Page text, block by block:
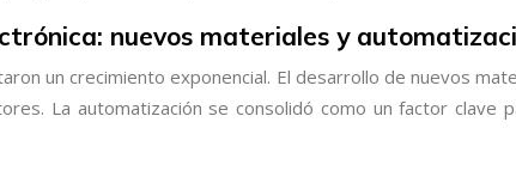
nuevos materiales y
un crecimiento exponencial. El desarrollo de nuevos
La automatización se consolidó como un factor clave